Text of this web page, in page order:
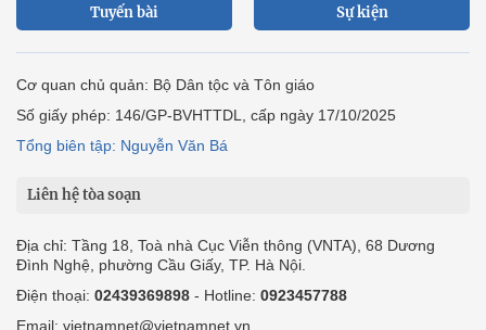
Tuyến bài Sự kiện
Cơ quan chủ quản: Bộ Dân tộc và Tôn giáo
Số giấy phép: 146/GP-BVHTTDL, cấp ngày 17/10/2025
Tổng biên tập: Nguyễn Văn Bá
Liên hệ tòa soạn
Địa chỉ: Tầng 18, Toà nhà Cục Viễn thông (VNTA), 68 Dương
Đình Nghệ, phường Cầu Giấy, TP. Hà Nội.
Điện thoại: 02439369898 - Hotline: 0923457788
Email: vietnamnet@vietnamnet.vn